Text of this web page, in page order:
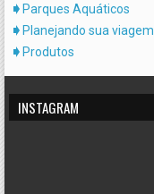
Parques Aquáticos
Planejando sua viagem
Produtos
INSTAGRAM